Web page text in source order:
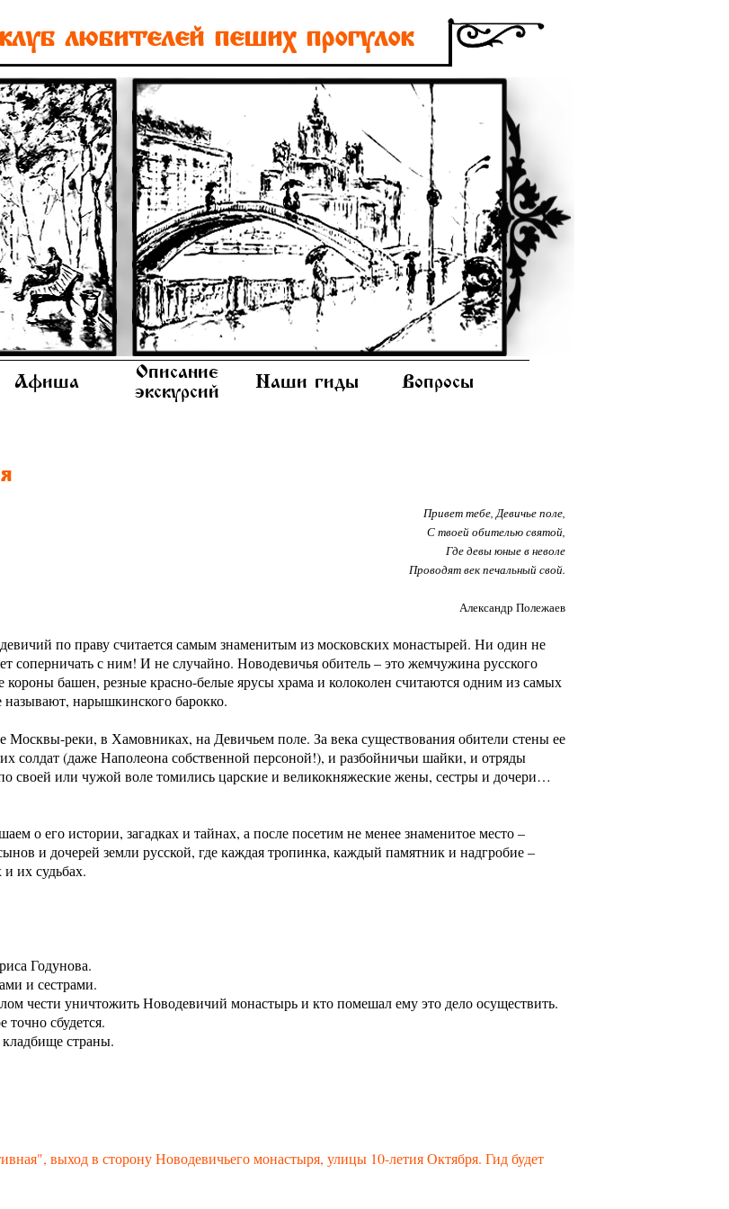
клуб любителей пеших прогулок
Афиша
Описание
экскурсий
Наши гиды Вопросы
Привет тебе, Девичье поле,
С твоей обителью святой,
Где девы юные в неволе
Проводят век печальный свой.
Александр Полежаев
по праву считается самым знаменитым из московских монастырей. Ни один не
соперничать с ним! И не случайно. Новодевичья обитель – это жемчужина русского
короны башен, резные красно-белые ярусы храма и колоколен считаются одним из самых
нарышкинского барокко.
реки, в Хамовниках, на Девичьем поле. За века существования обители стены ее
солдат (даже Наполеона собственной персоной!), и разбойничьи шайки, и отряды
своей или чужой воле томились царские и великокняжеские жены, сестры и дочери…
о его истории, загадках и тайнах, а после посетим не менее знаменитое место –
и дочерей земли русской, где каждая тропинка, каждый памятник и надгробие –
их судьбах.
Годунова.
и сестрами.
чести уничтожить Новодевичий монастырь и кто помешал ему это дело осуществить.
точно сбудется.
страны.
выход в сторону Новодевичьего монастыря, улицы 10-летия Октября. Гид будет